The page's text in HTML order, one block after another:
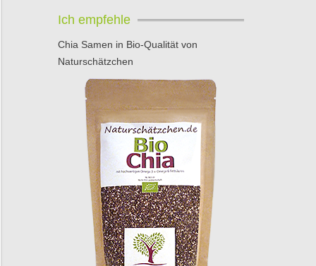
Ich empfehle
Chia Samen in Bio-Qualität von
Naturschätzchen